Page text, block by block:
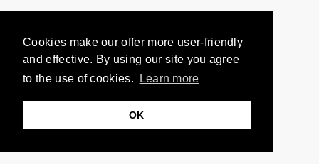
Cookies make our offer more user-friendly
and effective. By using our site you agree
to the use of cookies.
Learn more
OK